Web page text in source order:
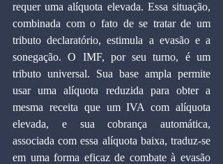
requer uma alíquota elevada. Essa situação,
combinada com o fato de se tratar de um
tributo declaratório, estimula a evasão e a
sonegação. O IMF, por seu turno, é um
tributo universal. Sua base ampla permite
usar uma alíquota reduzida para obter a
mesma receita que um IVA com alíquota
elevada, e sua cobrança automática,
associada com essa alíquota baixa, traduz-se
em uma forma eficaz de combate à evasão